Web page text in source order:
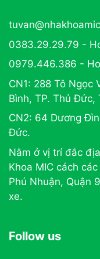
0383.29.29.79 -
0979.446.386 -
CN1: 288 Tô Ngọc
Bình, TP. Thủ Đức,
CN2: 64 Dương
Đức.
Nằm ở vị trí đắc
Khoa MIC cách
Phú Nhuận, Quận
xe.
Follow us